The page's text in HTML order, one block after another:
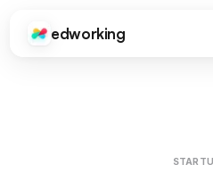
Edworking
edworking